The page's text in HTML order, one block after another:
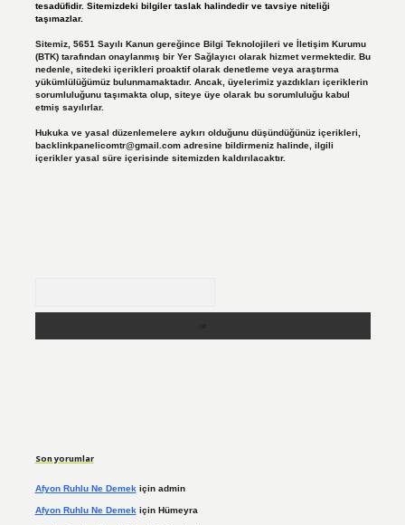
tesadüfidir. Sitemizdeki bilgiler taslak halindedir ve tavsiye niteliği
taşımazlar.
Sitemiz, 5651 Sayılı Kanun gereğince Bilgi Teknolojileri ve İletişim Kurumu
(BTK) tarafından onaylanmış bir Yer Sağlayıcı olarak hizmet vermektedir. Bu
nedenle, sitedeki içerikleri proaktif olarak denetleme veya araştırma
yükümlülüğümüz bulunmamaktadır. Ancak, üyelerimiz yazdıkları içeriklerin
sorumluluğunu taşımakta olup, siteye üye olarak bu sorumluluğu kabul
etmiş sayılırlar.
Hukuka ve yasal düzenlemelere aykırı olduğunu düşündüğünüz içerikleri,
backlinkpanelicomtr@gmail.comadresine bildirmeniz halinde, ilgili
içerikler yasal süre içerisinde sitemizden kaldırılacaktır.
Son yorumlar
Afyon Ruhlu Ne Demek için admin
Afyon Ruhlu Ne Demek için Hümeyra